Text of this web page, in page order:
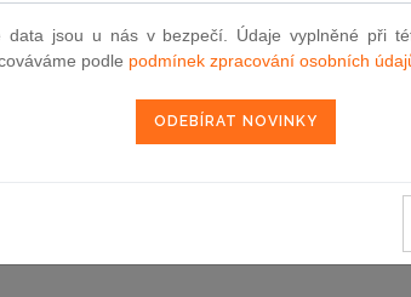
| www.epravo.cz
data jsou u nás v bezpečí. Údaje vyplněné při
podle podmínek zpracování osobních